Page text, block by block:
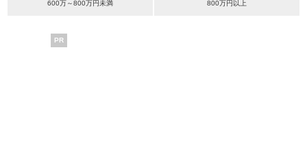
600万～800万円未満 800万円以上
PR